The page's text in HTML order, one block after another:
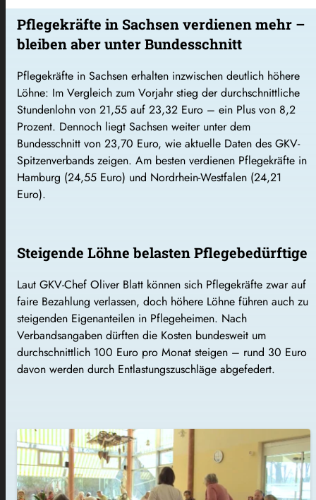
Pflegekräfte in Sachsen verdienen mehr –
bleiben aber unter Bundesschnitt
Pflegekräfte in Sachsen erhalten inzwischen deutlich höhere
Löhne: Im Vergleich zum Vorjahr stieg der durchschnittliche
Stundenlohn von 21,55 auf 23,32 Euro – ein Plus von 8,2
Prozent. Dennoch liegt Sachsen weiter unter dem
Bundesschnitt von 23,70 Euro, wie aktuelle Daten des GKV-
Spitzenverbands zeigen. Am besten verdienen Pflegekräfte in
Hamburg (24,55 Euro) und Nordrhein-Westfalen (24,21
Euro).
Steigende Löhne belasten Pflegebedürftige
Laut GKV-Chef Oliver Blatt können sich Pflegekräfte zwar auf
faire Bezahlung verlassen, doch höhere Löhne führen auch zu
steigenden Eigenanteilen in Pflegeheimen. Nach
Verbandsangaben dürften die Kosten bundesweit um
durchschnittlich 100 Euro pro Monat steigen – rund 30 Euro
davon werden durch Entlastungszuschläge abgefedert.